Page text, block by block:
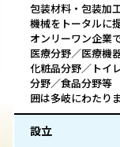
包装材料・包装加
機械をトータルに
オンリーワン企業で
医療分野／医療機
化粧品分野／トイ
分野／食品分野
囲は多岐にわたりま
設立